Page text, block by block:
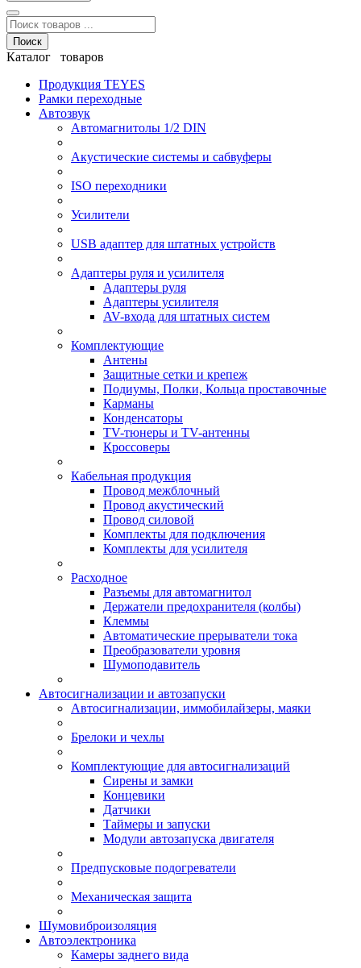
Поиск
Каталог товаров
Продукция TEYES
Рамки переходные
Автозвук
Автомагнитолы 1/2 DIN
Акустические системы и сабвуферы
ISO переходники
Усилители
USB адаптер для штатных устройств
Адаптеры руля и усилителя
Адаптеры руля
Адаптеры усилителя
AV-входа для штатных систем
Комплектующие
Антены
Защитные сетки и крепеж
Подиумы, Полки, Кольца проставочные
Карманы
Конденсаторы
TV-тюнеры и TV-антенны
Кроссоверы
Кабельная продукция
Провод межблочный
Провод акустический
Провод силовой
Комплекты для подключения
Комплекты для усилителя
Расходное
Разъемы для автомагнитол
Держатели предохранителя (колбы)
Клеммы
Автоматические прерыватели тока
Преобразователи уровня
Шумоподавитель
Автосигнализации и автозапуски
Автосигнализации, иммобилайзеры, маяки
Брелоки и чехлы
Комплектующие для автосигнализаций
Сирены и замки
Концевики
Датчики
Таймеры и запуски
Модули автозапуска двигателя
Предпусковые подогреватели
Механическая защита
Шумовиброизоляция
Автоэлектроника
Камеры заднего вида